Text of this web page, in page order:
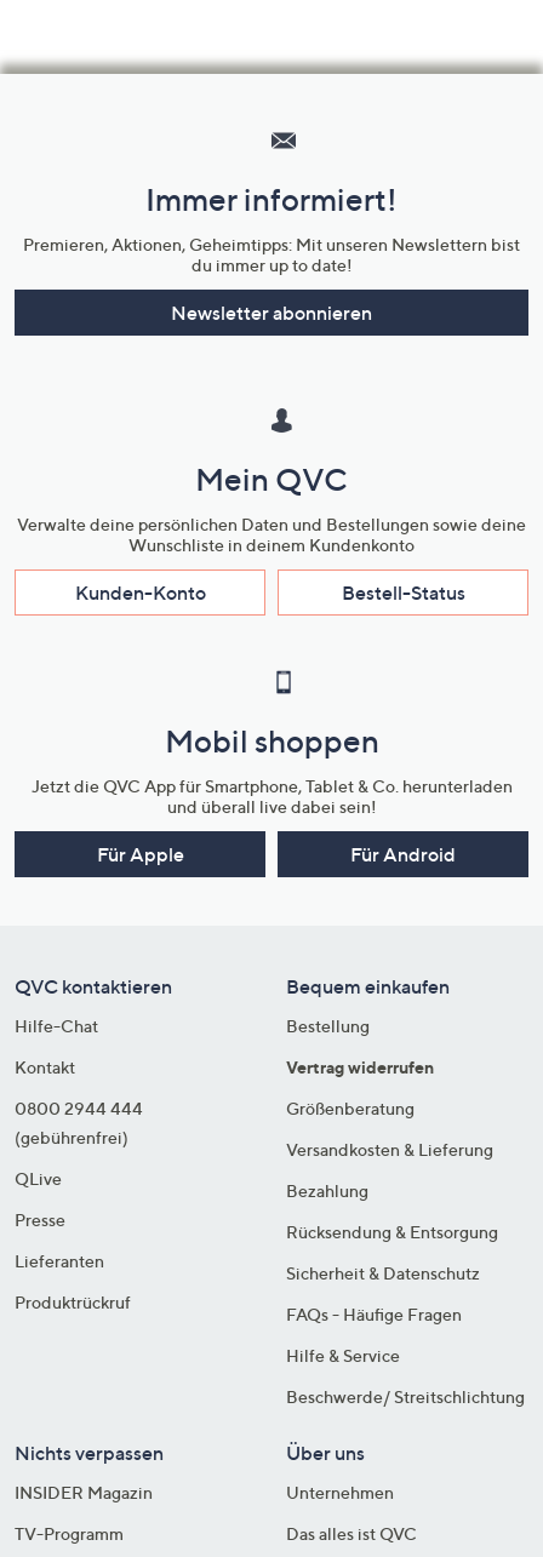
Unternehmensinformationen
Immer informiert!
Premieren, Aktionen, Geheimtipps: Mit unseren Newslettern bist
du immer up to date!
Newsletter abonnieren
Mein QVC
Verwalte deine persönlichen Daten und Bestellungen sowie deine
Wunschliste in deinem Kundenkonto
Kunden-Konto Bestell-Status
Mobil shoppen
Jetzt die QVC App für Smartphone, Tablet & Co. herunterladen
und überall live dabei sein!
Für Apple Für Android
QVC kontaktieren
Hilfe-Chat
Kontakt
0800 2944 444
(gebührenfrei)
QLive
Presse
Lieferanten
Produktrückruf
Bequem einkaufen
Bestellung
Vertrag widerrufen
Größenberatung
Versandkosten & Lieferung
Bezahlung
Rücksendung & Entsorgung
Sicherheit & Datenschutz
FAQs - Häufige Fragen
Hilfe & Service
Beschwerde/ Streitschlichtung
Nichts verpassen
INSIDER Magazin
TV-Programm
Über uns
Unternehmen
Das alles ist QVC